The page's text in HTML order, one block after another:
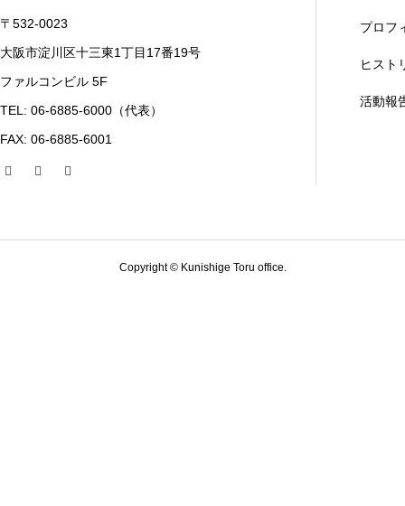
〒532-0023
大阪市淀川区十三東1丁目17番19号
ファルコンビル 5F
TEL: 06-6885-6000（代表）
FAX: 06-6885-6001
プロフ
ヒスト
活動報
Copyright © Kunishige Toru office.